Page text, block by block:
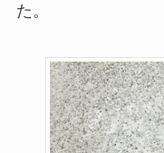
た。